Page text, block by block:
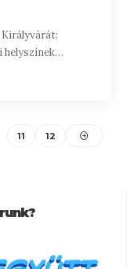
helyszínek…
11 12